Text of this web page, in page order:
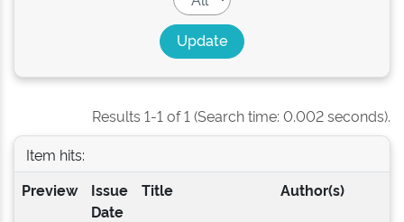
Results 1-1 of 1 (Search time: 0.002 seconds).
Item hits:
Preview
Issue
Date
Title Author(s)